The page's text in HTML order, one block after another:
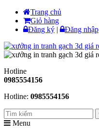
Trang chủ
Giỏ hàng
Đăng ký | Đăng nhập
Hotline
0985554156
Hotline: 0985554156
Menu